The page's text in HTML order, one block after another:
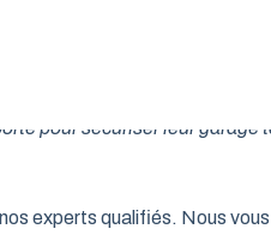
pour sécuriser leur garage
experts qualifiés. Nous